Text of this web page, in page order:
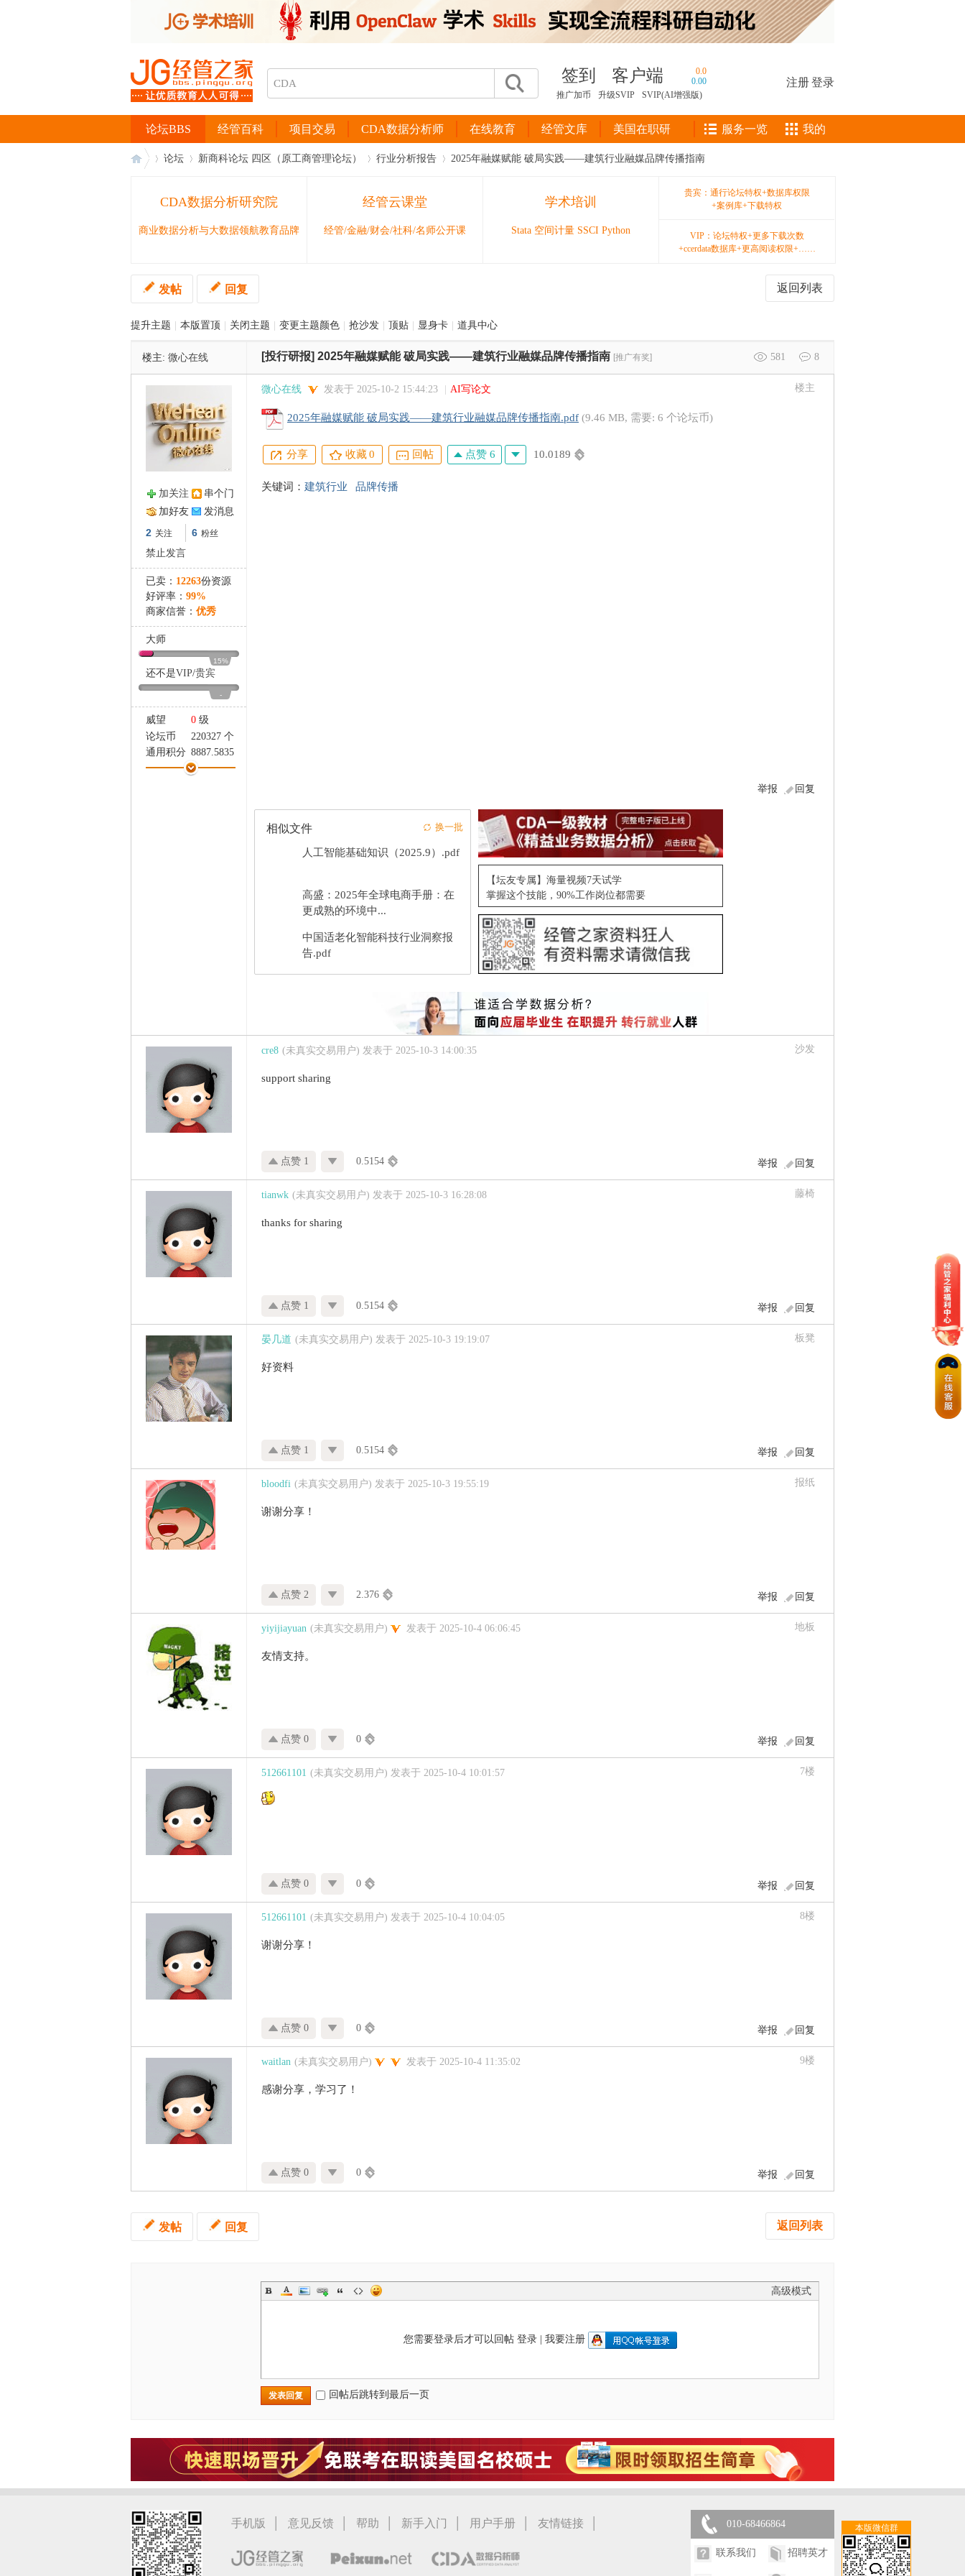
签到 客户端
0.0
0.00
推广加币
升级SVIP SVIP(AI增强版)
注册登录
经管百科 项目交易 CDA数据分析师 在线教育 经管文库 美国在职研
论坛BBS 服务一览 我的
家
论坛 新商科论坛 四区（原工商管理论坛） 行业分析报告 2025年融媒赋能 破局实践——建筑行业融媒品牌传播指南
CDA数据分析研究院
商业数据分析与大数据领航教育品牌
经管云课堂
经管/金融/财会/社科/名师公开课
学术培训
Stata 空间计量 SSCI Python
贵宾：通行论坛特权+数据库权限
+案例库+下载特权
VIP：论坛特权+更多下载次数
+ccerdata数据库+更高阅读权限+……
返回列表
发帖 回复
提升主题 本版置顶 关闭主题 变更主题颜色 抢沙发 顶贴 显身卡 道具中心
楼主: 微心在线 581 8
[投行研报] 2025年融媒赋能 破局实践——建筑行业融媒品牌传播指南 [推广有奖]
加关注
串个门
加好友
发消息
2 关注 6 粉丝
禁止发言
已卖： 12263份资源
好评率： 99%
商家信誉： 优秀
大师
15%
还不是VIP/贵宾
-
威望 0 级
论坛币
220327 个
通用积分 8887.5835
学术水平
27 点
楼主
微心在线 发表于 2025-10-2 15:44:23 AI写论文
2025年融媒赋能 破局实践——建筑行业融媒品牌传播指南.pdf (9.46 MB, 需要: 6 个论坛币)
分享 收藏0 回帖 点赞 6 10.0189
关键词： 建筑行业 品牌传播
回复
举报
相似文件 换一批
人工智能基础知识（2025.9）.pdf
高盛：2025年全球电商手册：在
更成熟的环境中...
中国适老化智能科技行业洞察报
告.pdf
【坛友专属】海量视频7天试学
掌握这个技能，90%工作岗位都需要
沙发
cre8 (未真实交易用户) 发表于 2025-10-3 14:00:35
support sharing
回复
举报
点赞 1 0.5154
藤椅
tianwk (未真实交易用户) 发表于 2025-10-3 16:28:08
thanks for sharing
回复
举报
点赞 1 0.5154
板凳
晏几道 (未真实交易用户) 发表于 2025-10-3 19:19:07
好资料
回复
举报
点赞 1 0.5154
报纸
bloodfi (未真实交易用户) 发表于 2025-10-3 19:55:19
谢谢分享！
回复
举报
点赞 2 2.376
地板
yiyijiayuan (未真实交易用户) 发表于 2025-10-4 06:06:45
友情支持。
回复
举报
点赞 0 0
7楼
512661101 (未真实交易用户) 发表于 2025-10-4 10:01:57
回复
举报
点赞 0 0
8楼
512661101 (未真实交易用户) 发表于 2025-10-4 10:04:05
谢谢分享！
回复
举报
点赞 0 0
9楼
waitlan (未真实交易用户) 发表于 2025-10-4 11:35:02
感谢分享，学习了！
回复
举报
点赞 0 0
返回列表
发帖 回复
高级模式
您需要登录后才可以回帖 登录| 我要注册
发表回复 回帖后跳转到最后一页
本版微信群
手机版 | 意见反馈 | 帮助 | 新手入门 | 用户手册 | 友情链接 | 010-68466864
联系我们 招聘英才